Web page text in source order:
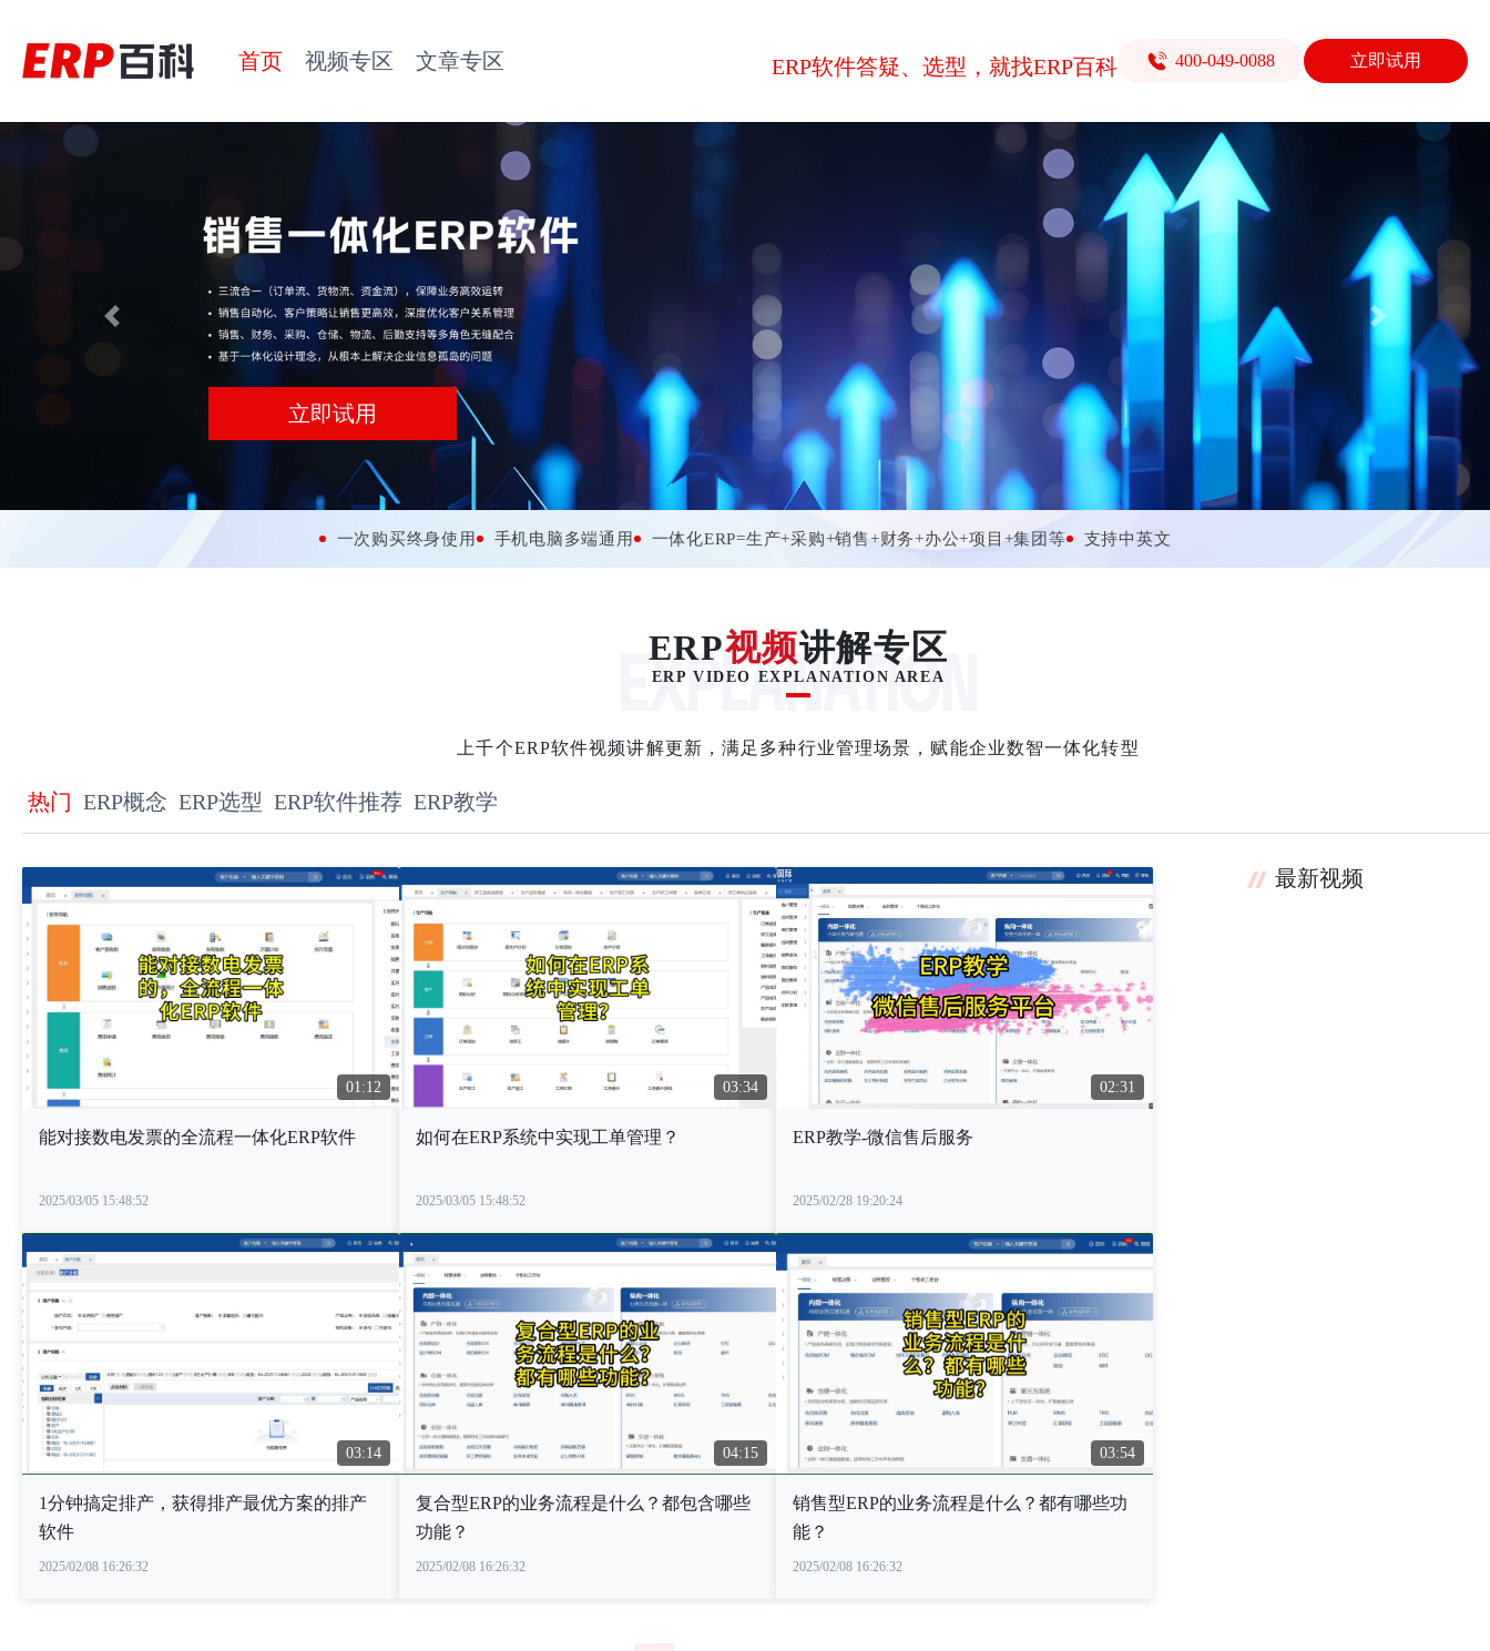
首页 视频专区 文章专区 ERP软件答疑、选型，就找ERP百科 400-049-0088 立即试用
立即试用
Previous Next
一次购买终身使用 手机电脑多端通用 一体化ERP=生产+采购+销售+财务+办公+项目+集团等 支持中英文
ERP视频讲解专区
ERP VIDEO EXPLANATION AREA
上千个ERP软件视频讲解更新，满足多种行业管理场景，赋能企业数智一体化转型
热门 ERP概念 ERP选型 ERP软件推荐 ERP教学
01:12
能对接数电发票的全流程一体化ERP软件
2025/03/05 15:48:52
03:34
如何在ERP系统中实现工单管理？
2025/03/05 15:48:52
02:31
ERP教学-微信售后服务
2025/02/28 19:20:24
03:14
1分钟搞定排产，获得排产最优方案的排产
软件
2025/02/08 16:26:32
04:15
复合型ERP的业务流程是什么？都包含哪些
功能？
2025/02/08 16:26:32
03:54
销售型ERP的业务流程是什么？都有哪些功
能？
2025/02/08 16:26:32
最新视频